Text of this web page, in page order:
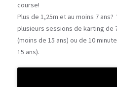
course!
Plus de 1,25m et au moins 7
plusieurs sessions de karting de
(moins de 15 ans) ou de 10
15 ans).